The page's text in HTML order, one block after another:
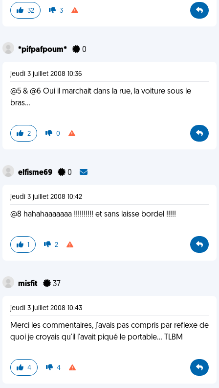
32 3
*pifpafpoum* 0
jeudi 3 juillet 2008 10:36
@5 & @6 Oui il marchait dans la rue, la voiture sous le
bras...
2 0
elfisme69 0
jeudi 3 juillet 2008 10:42
@8 hahahaaaaaaa !!!!!!!!!! et sans laisse bordel !!!!!
1 2
misfit 37
jeudi 3 juillet 2008 10:43
Merci les commentaires, j'avais pas compris par reflexe de
quoi je croyais qu'il l'avait piqué le portable... TLBM
4 4